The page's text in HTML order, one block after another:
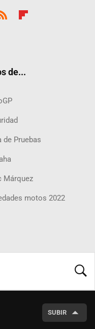
de...
de Pruebas
Márquez
motos 2022
SUBIR